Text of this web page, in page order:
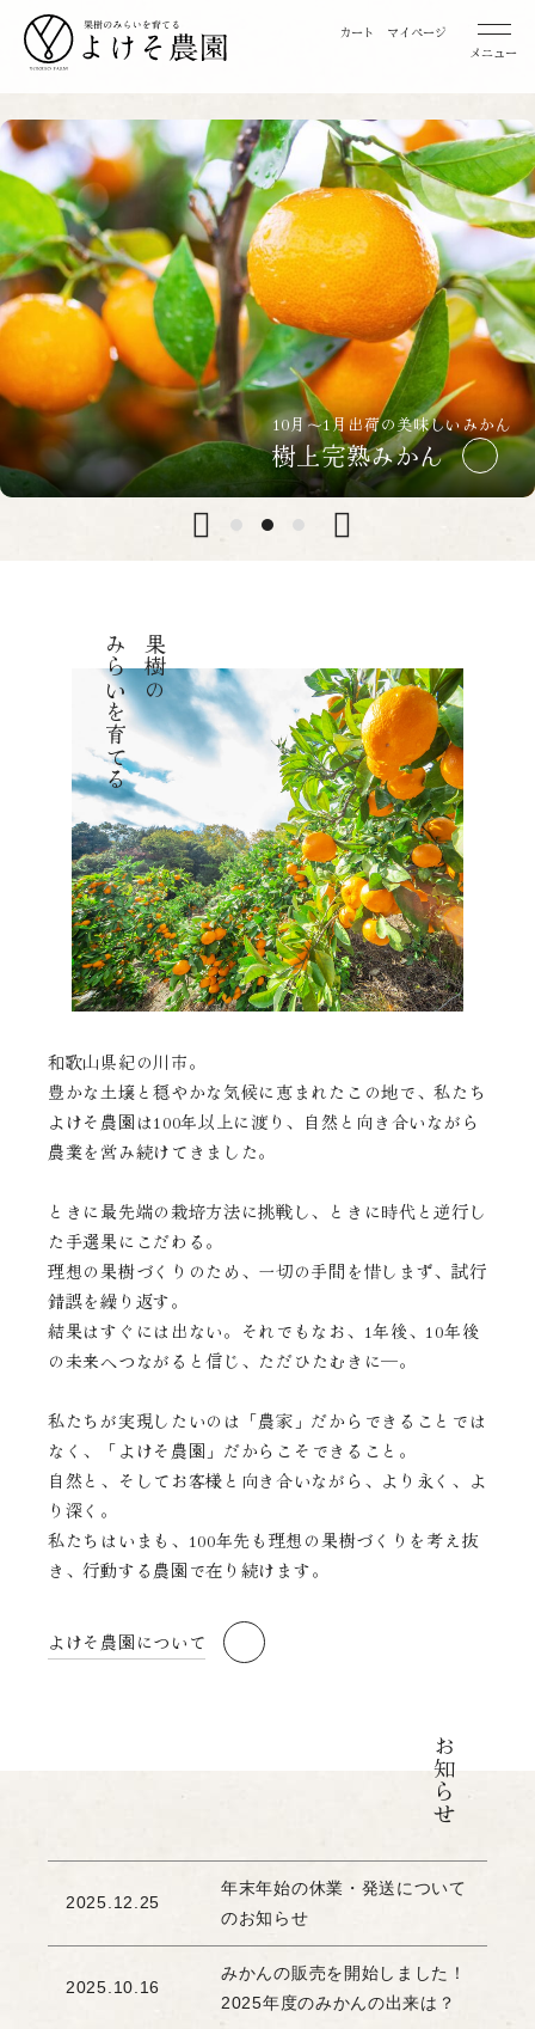
お問い合わせ ご注文方法
カート マイページ
桃
お取り寄せ用桃
贈答用桃
みかん
お取り寄せ用みかん
特選 お取り寄せ用みかん
特選 贈答用みかん
レモン
ブログ
カート
マイページ
メニュー
10月～1月出荷の美味しいみかん
樹上完熟みかん
果樹の
みらいを育てる
和歌山県紀の川市。
豊かな土壌と穏やかな気候に恵まれたこの地で、私たち
よけそ農園は100年以上に渡り、自然と向き合いながら
農業を営み続けてきました。
ときに最先端の栽培方法に挑戦し、ときに時代と逆行し
た手選果にこだわる。
理想の果樹づくりのため、一切の手間を惜しまず、試行
錯誤を繰り返す。
結果はすぐには出ない。それでもなお、1年後、10年後
の未来へつながると信じ、 ただひたむきに─。
私たちが実現したいのは「農家」だからできることでは
なく、
「よけそ農園」だからこそできること。
自然と、そしてお客様と向き合いながら、より永く、よ
り深く。
私たちはいまも、100年先も理想の果樹づくりを考え抜
き、行動する農園で在り続けます。
よけそ農園について
お知らせ
2025.12.25
年末年始の休業・発送について
のお知らせ
2025.10.16
みかんの販売を開始しました！
2025年度のみかんの出来は？